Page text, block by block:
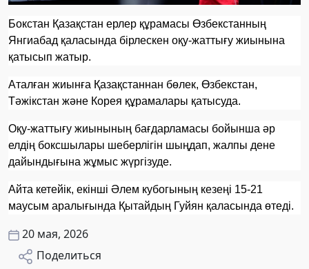
Бокстан Қазақстан ерлер құрамасы Өзбекстанның
Янгиабад қаласында бірлескен оқу-жаттығу жиынына
қатысып жатыр.
Аталған жиынға Қазақстаннан бөлек, Өзбекстан,
Тәжікстан және Корея құрамалары қатысуда.
Оқу-жаттығу жиынының бағдарламасы бойынша әр
елдің боксшылары шеберлігін шыңдап, жалпы дене
дайындығына жұмыс жүргізуде.
Айта кетейік, екінші Әлем кубогының кезеңі 15-21
маусым аралығында Қытайдың Гуйян қаласында өтеді.
20 мая, 2026
Поделиться